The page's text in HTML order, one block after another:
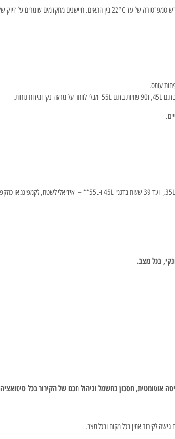
בכל מצב.
אוטומטית, חסכון בחשמל וניהול חכם של הקירור בכל
לקירור אמין בכל מקום ובכל מצב.